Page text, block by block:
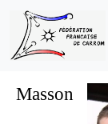
Masson